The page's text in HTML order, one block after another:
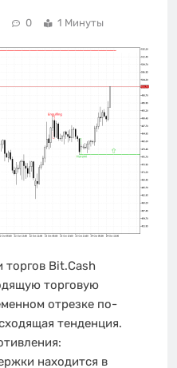
0 1 Минуты
Bit.Cash
торговую
отрезке по-
тенденция.
находится в